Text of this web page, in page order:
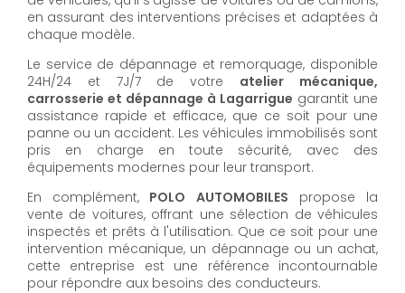
en assurant des interventions précises et adaptées à
chaque modèle.
Le service de dépannage et remorquage, disponible
24H/24 et 7J/7 de votre atelier mécanique,
carrosserie et dépannage à Lagarrigue garantit une
assistance rapide et efficace, que ce soit pour une
panne ou un accident. Les véhicules immobilisés sont
pris en charge en toute sécurité, avec des
équipements modernes pour leur transport.
En complément, POLO AUTOMOBILES propose la
vente de voitures, offrant une sélection de véhicules
inspectés et prêts à l'utilisation. Que ce soit pour une
intervention mécanique, un dépannage ou un achat,
cette entreprise est une référence incontournable
pour répondre aux besoins des conducteurs.